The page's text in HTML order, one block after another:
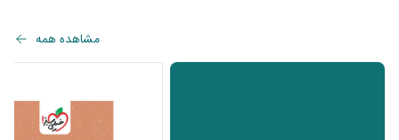
مشاهده همه